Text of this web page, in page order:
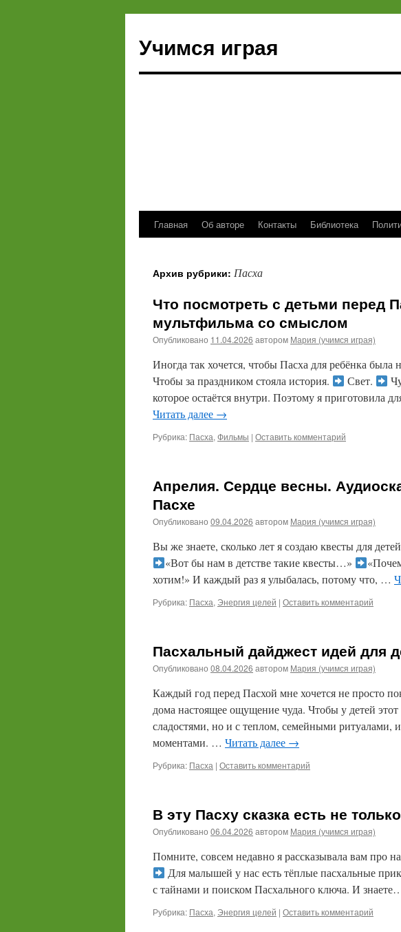
Учимся играя
Перейти
содержимому
Главная Об авторе Контакты Библиотека
Архив рубрики: Пасха
Что посмотреть с детьми перед
мультфильма со смыслом
Опубликовано 11.04.2026 автором Мария (учимся играя)
Иногда так хочется, чтобы Пасха для ребёнка была
Чтобы за праздником стояла история.
Свет.
которое остаётся внутри. Поэтому я приготовила
Читать далее →
Рубрика: Пасха, Фильмы | Оставить комментарий
Апрелия. Сердце весны.
Пасхе
Опубликовано 09.04.2026 автором Мария (учимся играя)
Вы же знаете, сколько лет я создаю квесты для
«Вот бы нам в детстве такие квесты…»
хотим!» И каждый раз я улыбалась, потому что, …
Рубрика: Пасха, Энергия целей | Оставить комментарий
Пасхальный дайджест идей для
Опубликовано 08.04.2026 автором Мария (учимся играя)
Каждый год перед Пасхой мне хочется не просто
дома настоящее ощущение чуда. Чтобы у детей
сладостями, но и с теплом, семейными
моментами. … Читать далее →
Рубрика: Пасха | Оставить комментарий
В эту Пасху сказка есть не
Опубликовано 06.04.2026 автором Мария (учимся играя)
Помните, совсем недавно я рассказывала вам про
Для малышей у нас есть тёплые пасхальные
с тайнами и поиском Пасхального ключа. И
Рубрика: Пасха, Энергия целей | Оставить комментарий